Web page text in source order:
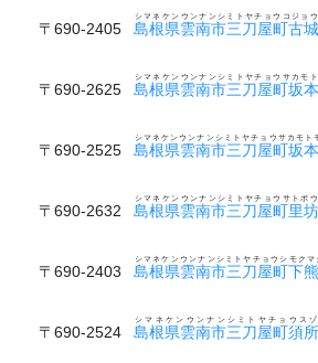
〒690-2405 島根県雲南市三刀屋町古城
シマネケンウンナンシミトヤチョウコジョウ
〒690-2625 島根県雲南市三刀屋町坂本
シマネケンウンナンシミトヤチョウサカモト
〒690-2525 島根県雲南市三刀屋町坂
シマネケンウンナンシミトヤチョウサカモト
〒690-2632 島根県雲南市三刀屋町里坊
シマネケンウンナンシミトヤチョウサトボウ
〒690-2403 島根県雲南市三刀屋町下
シマネケンウンナンシミトヤチョウシモクマ
〒690-2524 島根県雲南市三刀屋町須所
シマネケンウンナンシミトヤチョウスゾ